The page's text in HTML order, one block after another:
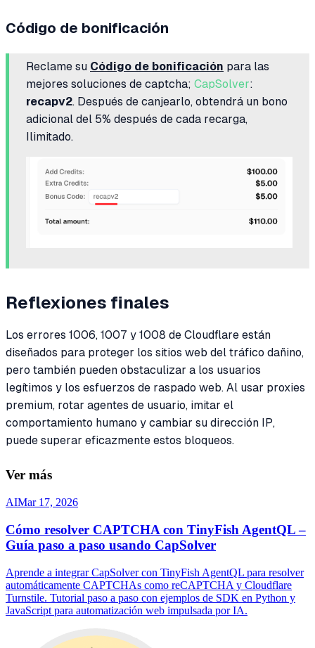
Código de bonificación
Reclame su Código de bonificación para las
mejores soluciones de captcha; CapSolver:
recapv2. Después de canjearlo, obtendrá un bono
adicional del 5% después de cada recarga,
Ilimitado.
Reflexiones finales
Los errores 1006, 1007 y 1008 de Cloudflare están
diseñados para proteger los sitios web del tráfico dañino,
pero también pueden obstaculizar a los usuarios
legítimos y los esfuerzos de raspado web. Al usar proxies
premium, rotar agentes de usuario, imitar el
comportamiento humano y cambiar su dirección IP,
puede superar eficazmente estos bloqueos.
Ver más
AIMar 17, 2026
Cómo resolver CAPTCHA con TinyFish AgentQL –
Guía paso a paso usando CapSolver
Aprende a integrar CapSolver con TinyFish AgentQL para resolver
automáticamente CAPTCHAs como reCAPTCHA y Cloudflare
Turnstile. Tutorial paso a paso con ejemplos de SDK en Python y
JavaScript para automatización web impulsada por IA.